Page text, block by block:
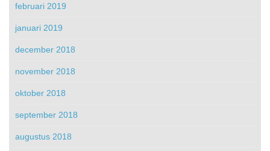
februari 2019
januari 2019
december 2018
november 2018
oktober 2018
september 2018
augustus 2018